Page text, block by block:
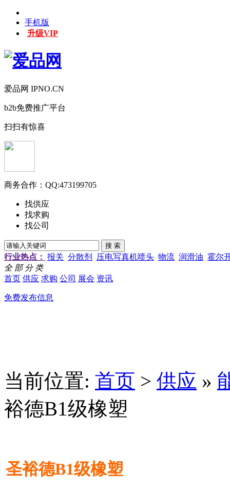
手机版
升级VIP
爱品网 IPNO.CN
b2b免费推广平台
扫扫有惊喜
商务合作： QQ:473199705
找供应
找求购
找公司
行业热点： 报关 分散剂 压电写真机喷头 物流 润滑油 霍尔
全 部 分 类
首页 供应 求购 公司 展会 资讯
免费发布信息
当前位置: 首页 > 供应 »
裕德B1级橡塑
圣裕德B1级橡塑